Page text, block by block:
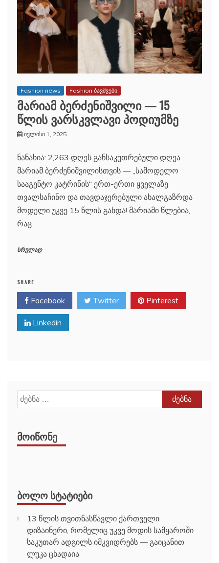
Fashion news Fashion ბავშვები
მარიამ ბერძენიშვილი — 15
წლის ვარსკვლავი პოდიუმზე
ივლისი 1, 2025
ნანახია: 2,263 დღეს განსაკუთრებული დღეა
მარიამ ბერძენიშვილისთვის — „სამოდელო
სააგენტო კატრინის“ ერთ-ერთი ყველაზე
თვალსაჩინო და თავდაჯერებული ახალგაზრდა
მოდელი უკვე 15 წლის გახდა! მარიამი წლებია,
რაც
სრულად
SHARE
Facebook Twitter Pinterest
Linkedin
ძებნა:
ᲛᲝᲘᲬᲝᲜᲔ
ᲑᲝᲚᲝ ᲡᲢᲐᲢᲘᲔᲑᲘ
13 წლის თვითნასწავლი ქართველი
დიზაინერი, რომელიც უკვე მოდის სამყაროში
საკუთარ ადგილს იმკვიდრებს — გაიცანით
ლუკა ცხადაია